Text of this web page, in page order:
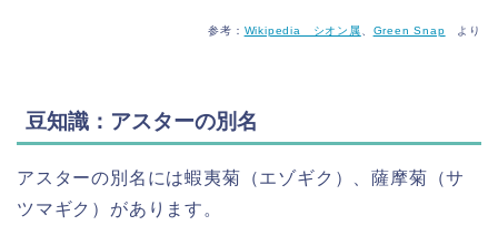
参考： Wikipedia シオン属 Green Snap より
豆知識：アスターの別名
アスターの別名には蝦夷菊（エゾギク）、薩摩菊（サ
ツマギク）があります。